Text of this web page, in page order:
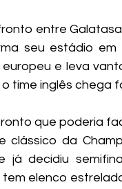
entre
seu estádio
e leva
o time inglês chega
que poderia
clássico da
já decidiu
elenco